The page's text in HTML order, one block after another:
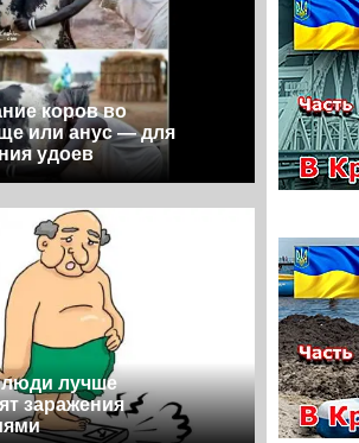
коров во
или анус — для
удоев
лучше
заражения